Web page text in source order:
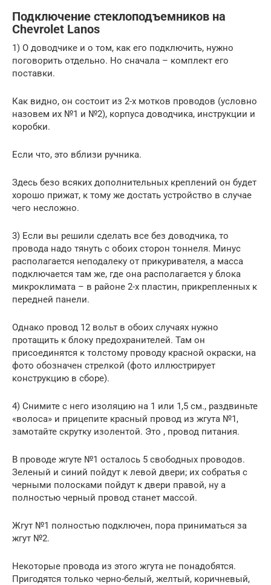
Подключение стеклоподъемников на
Chevrolet Lanos
1) О доводчике и о том, как его подключить, нужно
поговорить отдельно. Но сначала – комплект его
поставки.
Как видно, он состоит из 2-х мотков проводов (условно
назовем их №1 и №2), корпуса доводчика, инструкции и
коробки.
Если что, это вблизи ручника.
Здесь безо всяких дополнительных креплений он будет
хорошо прижат, к тому же достать устройство в случае
чего несложно.
3) Если вы решили сделать все без доводчика, то
провода надо тянуть с обоих сторон тоннеля. Минус
располагается неподалеку от прикуривателя, а масса
подключается там же, где она располагается у блока
микроклимата – в районе 2-х пластин, прикрепленных к
передней панели.
Однако провод 12 вольт в обоих случаях нужно
протащить к блоку предохранителей. Там он
присоединятся к толстому проводу красной окраски, на
фото обозначен стрелкой (фото иллюстрирует
конструкцию в сборе).
4) Снимите с него изоляцию на 1 или 1,5 см., раздвиньте
«волоса» и прицепите красный провод из жгута №1,
замотайте скрутку изолентой. Это , провод питания.
В проводе жгуте №1 осталось 5 свободных проводов.
Зеленый и синий пойдут к левой двери; их собратья с
черными полосками пойдут к двери правой, ну а
полностью черный провод станет массой.
Жгут №1 полностью подключен, пора приниматься за
жгут №2.
Некоторые провода из этого жгута не понадобятся.
Пригодятся только черно-белый, желтый, коричневый,